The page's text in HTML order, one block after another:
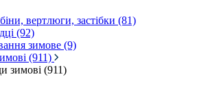
вертлюги, застібки (81)
(92)
зимове (9)
(911)
зимові (911)